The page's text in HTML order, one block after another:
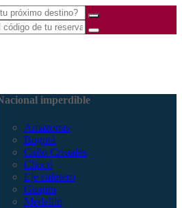
imperdible
Amazonas
Bogotá
Caño Cristales
Chocó
Eje cafetero
Guajira
Medellín